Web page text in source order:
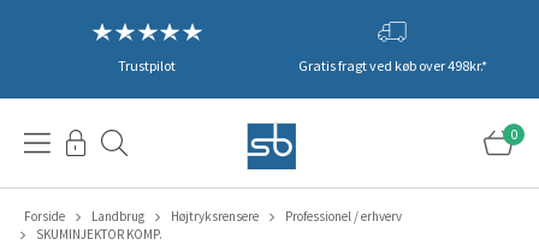
Trustpilot Gratis fragt ved køb over 498kr.*
0
Forside Landbrug Højtryksrensere
Professionel / erhverv
SKUMINJEKTOR KOMP.